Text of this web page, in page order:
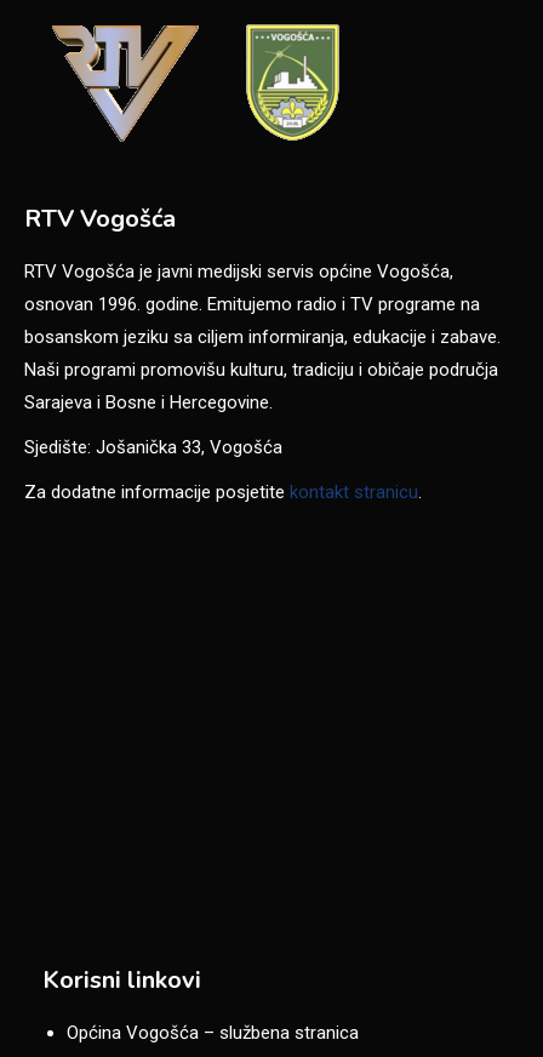
RTV Vogošća
RTV Vogošća je javni medijski servis općine Vogošća,
osnovan 1996. godine. Emitujemo radio i TV programe na
bosanskom jeziku sa ciljem informiranja, edukacije i zabave.
Naši programi promovišu kulturu, tradiciju i običaje područja
Sarajeva i Bosne i Hercegovine.
Sjedište: Jošanička 33, Vogošća
Za dodatne informacije posjetite kontakt stranicu
Korisni linkovi
Općina Vogošća – službena stranica